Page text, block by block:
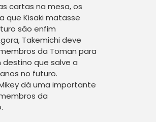
cartas na mesa, os
que Kisaki matasse
são enfim
Takemichi deve
da Toman para
destino que salve a
no futuro.
dá uma importante
da